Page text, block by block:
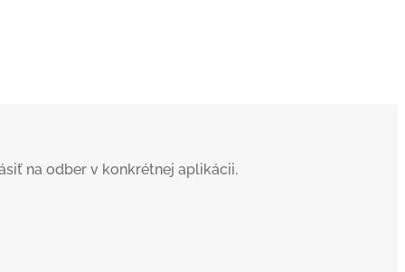
na odber v konkrétnej aplikácii.